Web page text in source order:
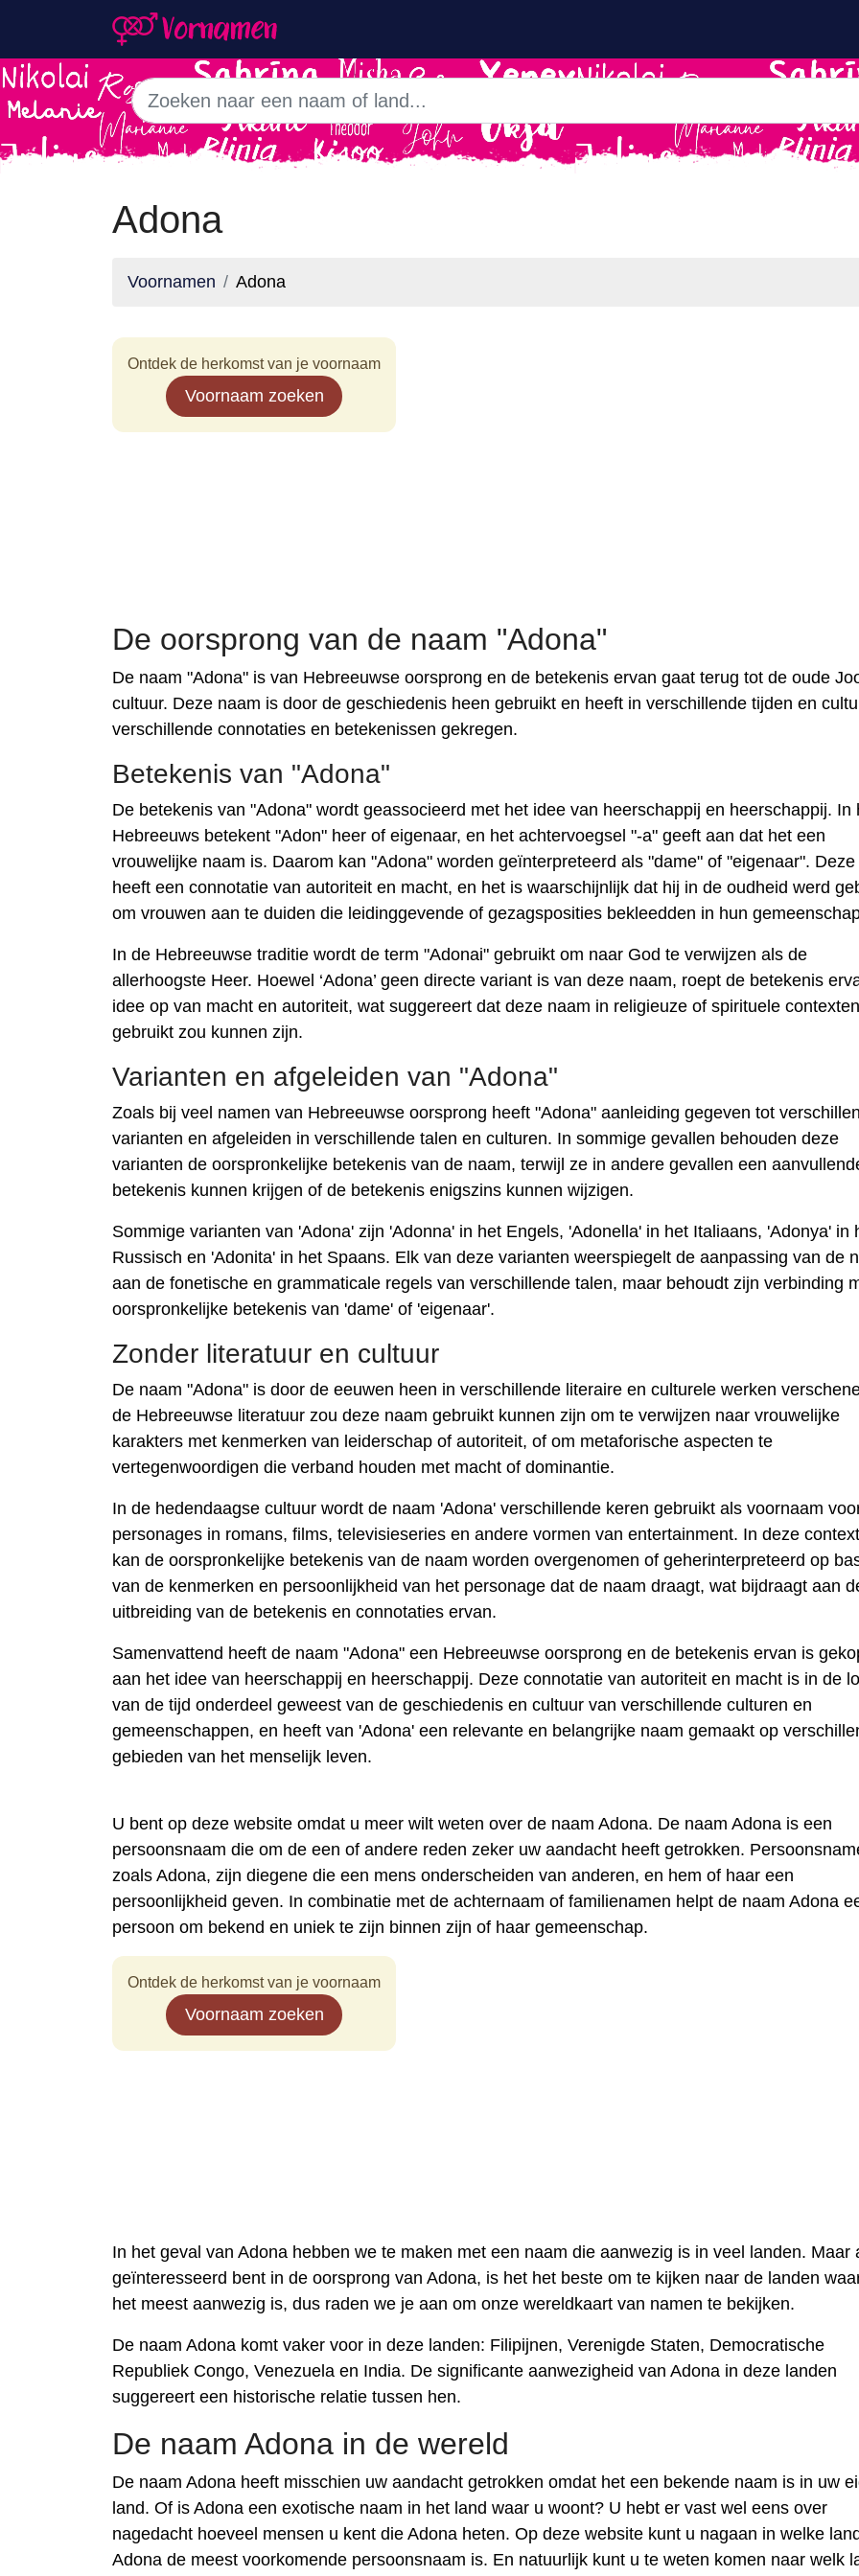
Adona
Voornamen Adona
Ontdek de herkomst van je voornaam
Voornaam zoeken
De oorsprong van de naam "Adona"
De naam "Adona" is van Hebreeuwse oorsprong en de betekenis ervan gaat terug tot de oude
cultuur. Deze naam is door de geschiedenis heen gebruikt en heeft in verschillende tijden en
verschillende connotaties en betekenissen gekregen.
Betekenis van "Adona"
De betekenis van "Adona" wordt geassocieerd met het idee van heerschappij en heerschappij. In
Hebreeuws betekent "Adon" heer of eigenaar, en het achtervoegsel "-a" geeft aan dat het een
vrouwelijke naam is. Daarom kan "Adona" worden geïnterpreteerd als "dame" of "eigenaar". Deze
heeft een connotatie van autoriteit en macht, en het is waarschijnlijk dat hij in de oudheid werd
om vrouwen aan te duiden die leidinggevende of gezagsposities bekleedden in hun
In de Hebreeuwse traditie wordt de term "Adonai" gebruikt om naar God te verwijzen als de
allerhoogste Heer. Hoewel ‘Adona’ geen directe variant is van deze naam, roept de betekenis
idee op van macht en autoriteit, wat suggereert dat deze naam in religieuze of spirituele contexten
gebruikt zou kunnen zijn.
Varianten en afgeleiden van "Adona"
Zoals bij veel namen van Hebreeuwse oorsprong heeft "Adona" aanleiding gegeven tot
varianten en afgeleiden in verschillende talen en culturen. In sommige gevallen behouden deze
varianten de oorspronkelijke betekenis van de naam, terwijl ze in andere gevallen een
betekenis kunnen krijgen of de betekenis enigszins kunnen wijzigen.
Sommige varianten van 'Adona' zijn 'Adonna' in het Engels, 'Adonella' in het Italiaans, 'Adonya' in
Russisch en 'Adonita' in het Spaans. Elk van deze varianten weerspiegelt de aanpassing van de
aan de fonetische en grammaticale regels van verschillende talen, maar behoudt zijn verbinding
oorspronkelijke betekenis van 'dame' of 'eigenaar'.
Zonder literatuur en cultuur
De naam "Adona" is door de eeuwen heen in verschillende literaire en culturele werken
de Hebreeuwse literatuur zou deze naam gebruikt kunnen zijn om te verwijzen naar vrouwelijke
karakters met kenmerken van leiderschap of autoriteit, of om metaforische aspecten te
vertegenwoordigen die verband houden met macht of dominantie.
In de hedendaagse cultuur wordt de naam 'Adona' verschillende keren gebruikt als voornaam
personages in romans, films, televisieseries en andere vormen van entertainment. In deze
kan de oorspronkelijke betekenis van de naam worden overgenomen of geherinterpreteerd op
van de kenmerken en persoonlijkheid van het personage dat de naam draagt, wat bijdraagt ​​aan
uitbreiding van de betekenis en connotaties ervan.
Samenvattend heeft de naam "Adona" een Hebreeuwse oorsprong en de betekenis ervan is
aan het idee van heerschappij en heerschappij. Deze connotatie van autoriteit en macht is in de
van de tijd onderdeel geweest van de geschiedenis en cultuur van verschillende culturen en
gemeenschappen, en heeft van 'Adona' een relevante en belangrijke naam gemaakt op
gebieden van het menselijk leven.
U bent op deze website omdat u meer wilt weten over de naam Adona. De naam Adona is een
persoonsnaam die om de een of andere reden zeker uw aandacht heeft getrokken.
zoals Adona, zijn diegene die een mens onderscheiden van anderen, en hem of haar een
persoonlijkheid geven. In combinatie met de achternaam of familienamen helpt de naam Adona
persoon om bekend en uniek te zijn binnen zijn of haar gemeenschap.
Ontdek de herkomst van je voornaam
Voornaam zoeken
In het geval van Adona hebben we te maken met een naam die aanwezig is in veel landen. Maar
geïnteresseerd bent in de oorsprong van Adona, is het het beste om te kijken naar de landen
het meest aanwezig is, dus raden we je aan om onze wereldkaart van namen te bekijken.
De naam Adona komt vaker voor in deze landen: Filipijnen, Verenigde Staten, Democratische
Republiek Congo, Venezuela en India. De significante aanwezigheid van Adona in deze landen
suggereert een historische relatie tussen hen.
De naam Adona in de wereld
De naam Adona heeft misschien uw aandacht getrokken omdat het een bekende naam is in uw
land. Of is Adona een exotische naam in het land waar u woont? U hebt er vast wel eens over
nagedacht hoeveel mensen u kent die Adona heten. Op deze website kunt u nagaan in welke
Adona de meest voorkomende persoonsnaam is. En natuurlijk kunt u te weten komen naar welk